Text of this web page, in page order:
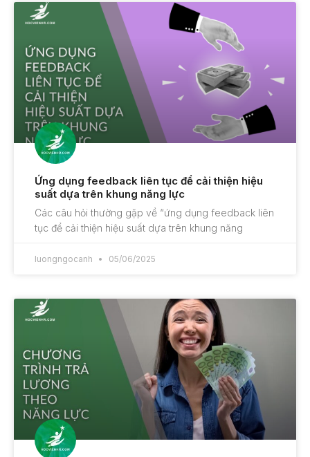
Ứng dụng feedback liên tục để cải thiện hiệu
suất dựa trên khung năng lực
Các câu hỏi thường gặp về “ứng dụng feedback liên
tục để cải thiện hiệu suất dựa trên khung năng
luongngocanh 05/06/2025